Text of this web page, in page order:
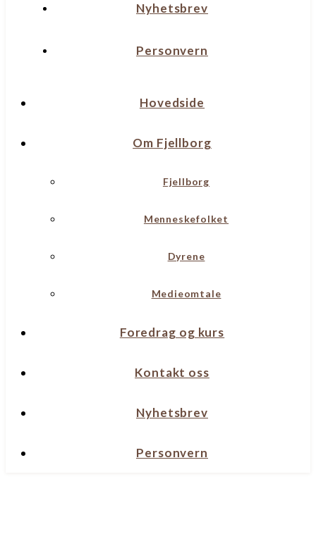
Nyhetsbrev
Personvern
Hovedside
Om Fjellborg
Fjellborg
Menneskefolket
Dyrene
Medieomtale
Foredrag og kurs
Kontakt oss
Nyhetsbrev
Personvern